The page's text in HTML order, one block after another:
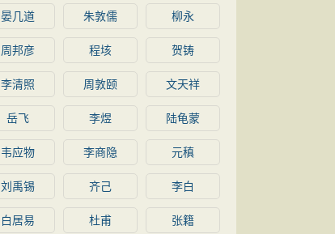
晏几道 朱敦儒 柳永
周邦彦 程垓 贺铸
李清照 周敦颐 文天祥
岳飞 李煜 陆龟蒙
韦应物 李商隐 元稹
刘禹锡 齐己 李白
白居易 杜甫 张籍